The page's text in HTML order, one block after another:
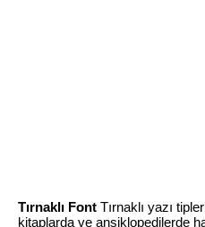
Tırnaklı Font Tırnaklı yazı
kitaplarda ve ansiklopedilerde